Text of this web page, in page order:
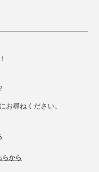
お尋ねください。
らから